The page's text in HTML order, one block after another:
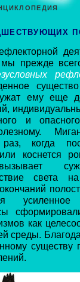
прежде
ему еще
и
когда
коснется
света
усиленное
как
среды.
существу